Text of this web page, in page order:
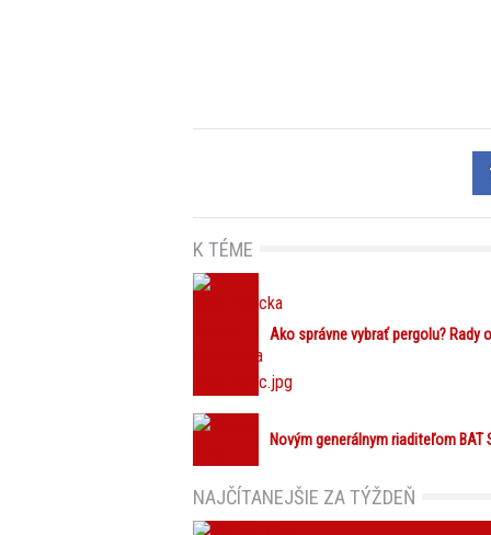
K TÉME
Ako správne vybrať pergolu?
Novým generálnym riaditeľom
NAJČÍTANEJŠIE ZA TÝŽDEŇ